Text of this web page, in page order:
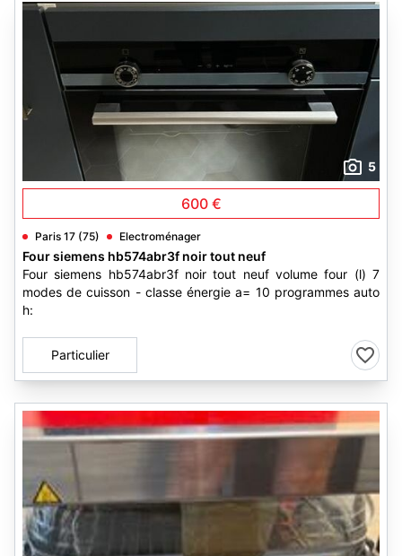
5
600 €
Paris 17 (75) Electroménager
Four siemens hb574abr3f noir tout neuf
Four siemens hb574abr3f noir tout neuf volume four (l) 7
modes de cuisson - classe énergie a= 10 programmes auto
h:
Particulier